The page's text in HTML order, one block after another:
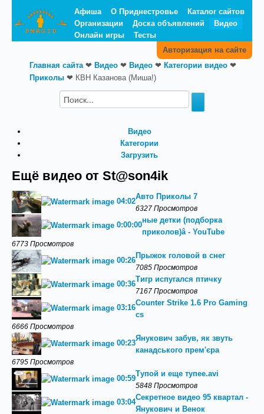
Афиша О Приднестровье
Каталог сайтов
Организации
Доска объявлений
Видео
Онлайн игры
Тесты
Авторизация на сайте
Главная сайта❤ Видео ❤ Видео ❤ Категории видео ❤
Приколы ❤ КВН Казанова (Миша!)
Видео
Категории
Загрузить
Ещё видео от St@son4ik
04:02
Авто Приколы 7
6327 Просмотров
0:00:00
ные детки (подборка
приколов)‬â - YouTube
6773 Просмотров
00:26
Прыжок головой в снег
7085 Просмотров
00:36
Тигр испугался птичку
7167 Просмотров
03:16
Counter Strike 1.6 Pro Gaming
cs
6666 Просмотров
00:23
Янукович забув, як звуть
канадського прем'єра
6795 Просмотров
00:59
Тупой и еще тупее.avi
5848 Просмотров
03:04
Секретное видео 95 квартал -
Янукович и Венок